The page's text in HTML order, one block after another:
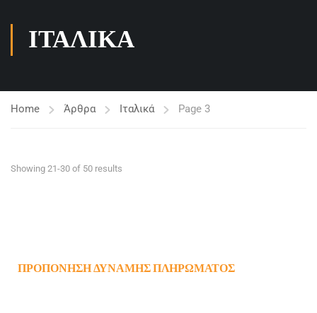
ΙΤΑΛΙΚΆ
Home Άρθρα Ιταλικά Page 3
Showing 21-30 of 50 results
ΠΡΟΠΌΝΗΣΗ ΔΎΝΑΜΗΣ ΠΛΗΡΏΜΑΤΟΣ